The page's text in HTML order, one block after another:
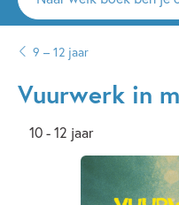
naar
auteurs
uitgevers
9 – 12 jaar
Vuurwerk in
10 - 12 jaar